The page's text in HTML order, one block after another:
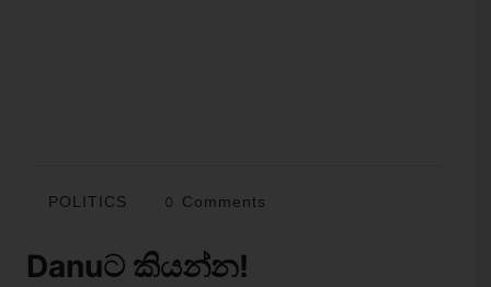
POLITICS 0 Comments